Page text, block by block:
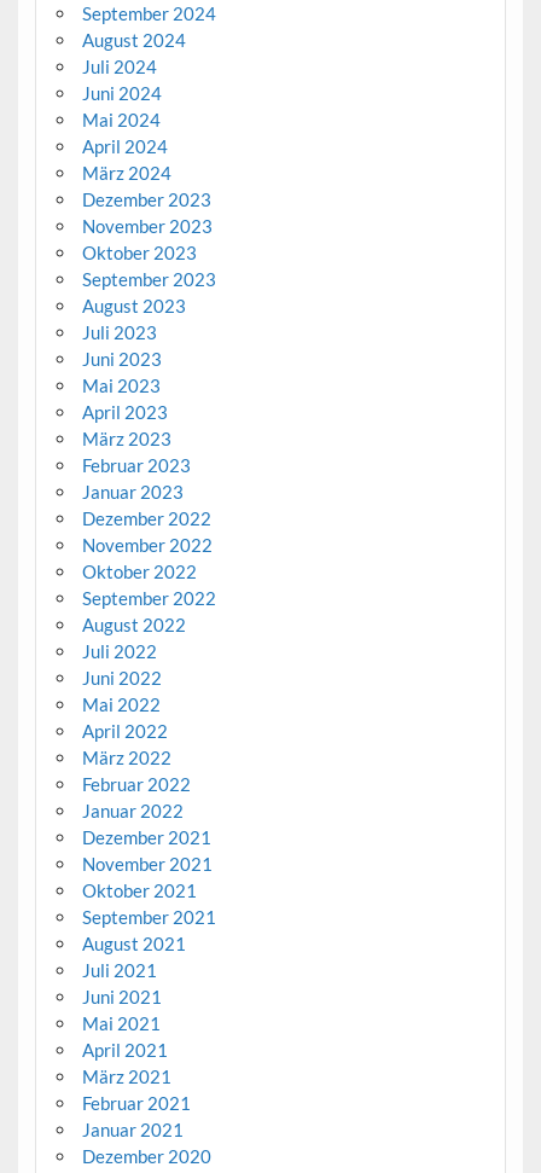
September 2024
August 2024
Juli 2024
Juni 2024
Mai 2024
April 2024
März 2024
Dezember 2023
November 2023
Oktober 2023
September 2023
August 2023
Juli 2023
Juni 2023
Mai 2023
April 2023
März 2023
Februar 2023
Januar 2023
Dezember 2022
November 2022
Oktober 2022
September 2022
August 2022
Juli 2022
Juni 2022
Mai 2022
April 2022
März 2022
Februar 2022
Januar 2022
Dezember 2021
November 2021
Oktober 2021
September 2021
August 2021
Juli 2021
Juni 2021
Mai 2021
April 2021
März 2021
Februar 2021
Januar 2021
Dezember 2020